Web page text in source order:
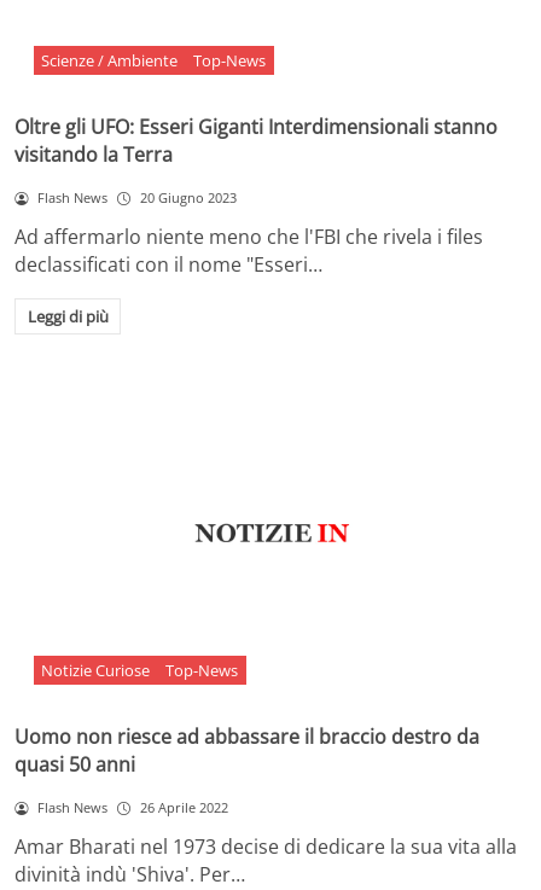
Scienze / Ambiente Top-News
Oltre gli UFO: Esseri Giganti Interdimensionali stanno
visitando la Terra
Flash News 20 Giugno 2023
Ad affermarlo niente meno che l'FBI che rivela i files
declassificati con il nome "Esseri…
Leggi di più
Notizie Curiose Top-News
Uomo non riesce ad abbassare il braccio destro da
quasi 50 anni
Flash News 26 Aprile 2022
Amar Bharati nel 1973 decise di dedicare la sua vita alla
divinità indù 'Shiva'. Per…